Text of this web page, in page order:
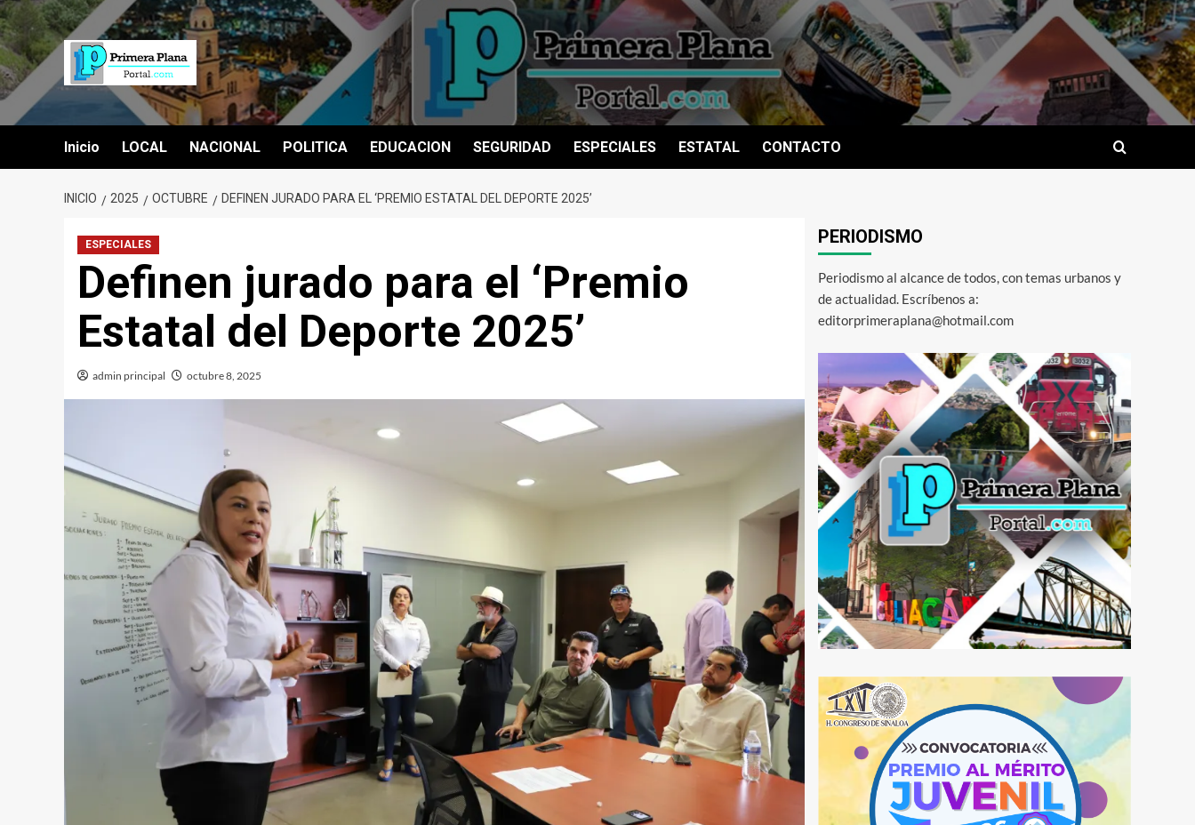
Saltar
al
contenido
Inicio LOCAL NACIONAL POLITICA EDUCACION SEGURIDAD ESPECIALES ESTATAL CONTACTO
INICIO 2025 OCTUBRE DEFINEN JURADO PARA EL ‘PREMIO ESTATAL DEL DEPORTE 2025’
ESPECIALES
Definen jurado para el ‘Premio
Estatal del Deporte 2025’
admin principal octubre 8, 2025
PERIODISMO
Periodismo al alcance de todos, con temas urbanos y
de actualidad. Escríbenos a:
editorprimeraplana@hotmail.com